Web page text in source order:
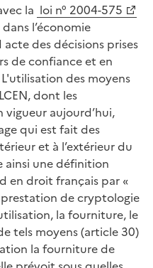
la loi n° 2004-575
l’économie
des décisions prises
de confiance et en
des moyens
dont les
aujourd’hui,
qui est fait des
et à l’extérieur du
ainsi une définition
en droit français par «
de cryptologie
la fourniture, le
tels moyens (article 30)
la fourniture de